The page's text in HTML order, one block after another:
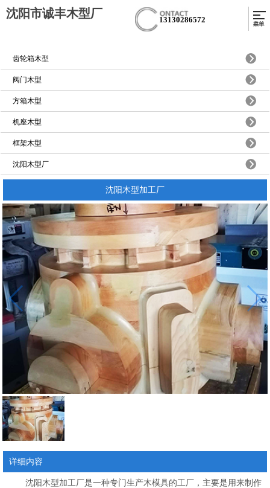
沈阳市诚丰木型厂
13130286572
齿轮箱木型
阀门木型
方箱木型
机座木型
框架木型
沈阳木型厂
沈阳木型加工厂
详细内容
沈阳木型加工厂是一种专门生产木模具的工厂，主要是用来制作